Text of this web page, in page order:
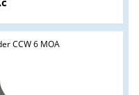
CCW 6 MOA